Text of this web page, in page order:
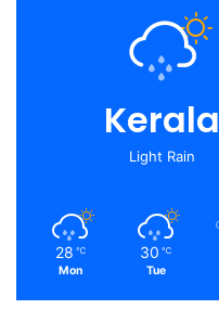
Kerala
Light Rain
28 ℃
Mon
30 ℃
Tue